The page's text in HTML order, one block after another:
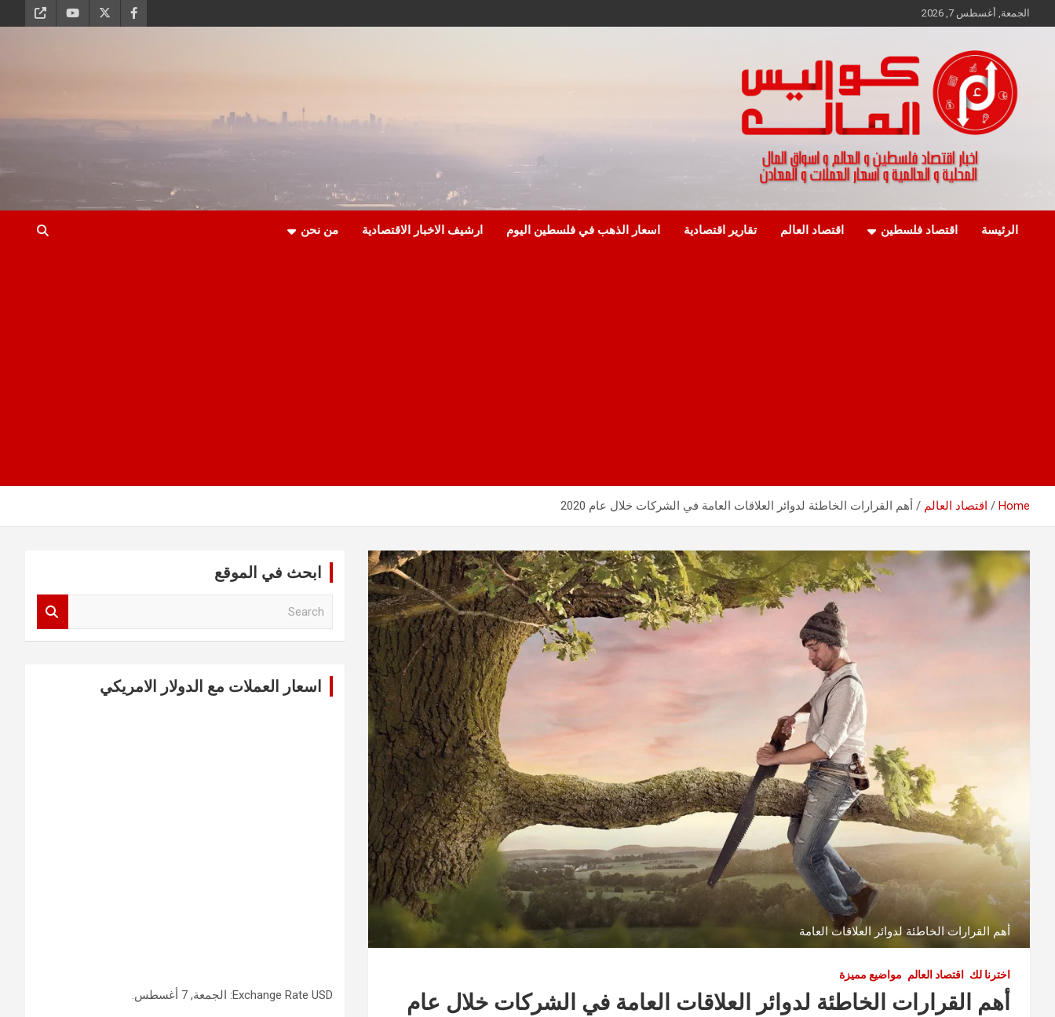
to
الجمعة, أغسطس 7, 2026
كواليس المال
الرئيسة اقتصاد فلسطين اقتصاد العالم تقارير اقتصادية اسعار الذهب في فلسطين اليوم ارشيف الاخبار الاقتصادية من نحن
Home اقتصاد العالم أهم القرارات الخاطئة لدوائر العلاقات العامة في الشركات خلال عام 2020
أهم القرارات الخاطئة لدوائر العلاقات العامة
اخترنا لك اقتصاد العالم مواضيع مميزة
أهم القرارات الخاطئة لدوائر العلاقات العامة في الشركات خلال عام
ابحث في الموقع
اسعار العملات مع الدولار الامريكي
Exchange Rate USD : الجمعة, 7 أغسطس.